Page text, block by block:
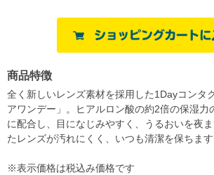
商品特徴
全く新しいレンズ素材を採用した1Dayコンタ
アワンデー」。ヒアルロン酸の約2倍の保湿力
に配合し、目になじみやすく、うるおいを夜
たレンズが汚れにくく、いつも清潔を保ちます
※表示価格は税込み価格です